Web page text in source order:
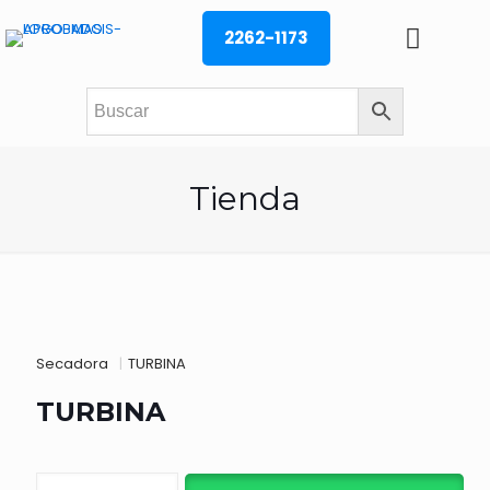
2262-1173
Tienda
Secadora | TURBINA
TURBINA